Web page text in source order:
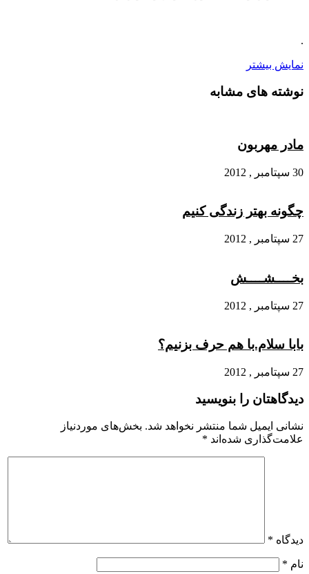
.
نمایش بیشتر
نوشته های مشابه
مادر مهربون
30 سپتامبر , 2012
چگونه بهتر زندگی کنیم
27 سپتامبر , 2012
بخــــشــــش
27 سپتامبر , 2012
بابا سلام.با هم حرف بزنیم؟
27 سپتامبر , 2012
دیدگاهتان را بنویسید
نشانی ایمیل شما منتشر نخواهد شد. بخش‌های موردنیاز
علامت‌گذاری شده‌اند *
دیدگاه *
نام *